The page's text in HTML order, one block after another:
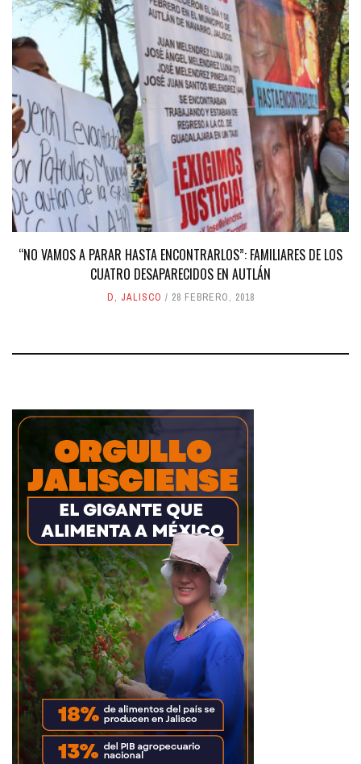
“NO VAMOS A PARAR HASTA ENCONTRARLOS”: FAMILIARES DE LOS
CUATRO DESAPARECIDOS EN AUTLÁN
D, JALISCO 28 FEBRERO, 2018